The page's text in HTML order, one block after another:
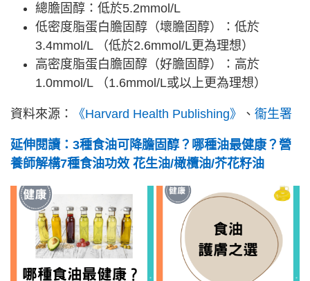
總膽固醇：低於5.2mmol/L
低密度脂蛋白膽固醇（壞膽固醇）：低於
3.4mmol/L （低於2.6mmol/L更為理想）
高密度脂蛋白膽固醇（好膽固醇）：高於
1.0mmol/L （1.6mmol/L或以上更為理想）
資料來源： 《Harvard Health Publishing》 、 衞生署
延伸閱讀：3種食油可降膽固醇？哪種油最健康？營
養師解構7種食油功效 花生油/橄欖油/芥花籽油